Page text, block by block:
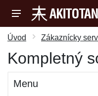
Úvod Zákaznícky
Kompletný
Menu